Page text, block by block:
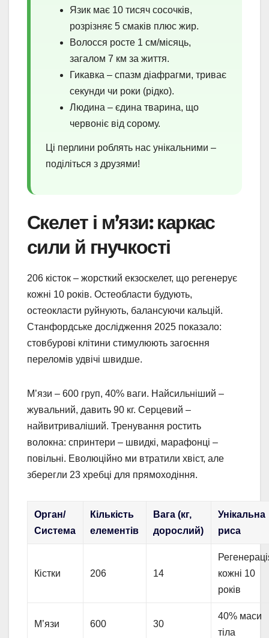
Язик має 10 тисяч сосочків,
розрізняє 5 смаків плюс жир.
Волосся росте 1 см/місяць,
загалом 7 км за життя.
Гикавка – спазм діафрагми, триває
секунди чи роки (рідко).
Людина – єдина тварина, що
червоніє від сорому.
Ці перлини роблять нас унікальними –
поділіться з друзями!
Скелет і м’язи: каркас
сили й гнучкості
206 кісток – жорсткий екзоскелет, що регенерує
кожні 10 років. Остеобласти будують,
остеокласти руйнують, балансуючи кальцій.
Станфордське дослідження 2025 показало:
стовбурові клітини стимулюють загоєння
переломів удвічі швидше.
М’язи – 600 груп, 40% ваги. Найсильніший –
жувальний, давить 90 кг. Серцевий –
найвитриваліший. Тренування ростить
волокна: спринтери – швидкі, марафонці –
повільні. Еволюційно ми втратили хвіст, але
зберегли 23 хребці для прямоходіння.
Орган/
Система
Кількість
елементів
Вага (кг,
дорослий)
Унікальна
риса
Кістки 206 14
кожні 10
років
М’язи 600 30
40% маси
тіла